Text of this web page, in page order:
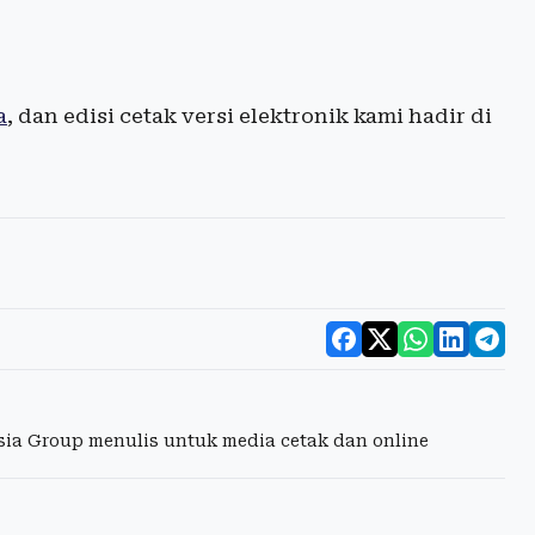
, dan edisi cetak versi elektronik kami hadir di
Group menulis untuk media cetak dan online